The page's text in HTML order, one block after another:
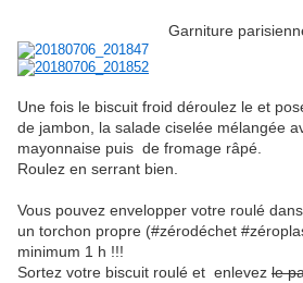
Garniture
Une fois le biscuit froid déroulez le et
de jambon, la salade ciselée mélangée
mayonnaise puis de fromage râpé.
Roulez en serrant bien.
Vous pouvez envelopper votre roulé dans
un torchon propre (#zérodéchet
minimum 1 h !!!
Sortez votre biscuit roulé et enlevez le